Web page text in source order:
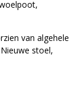
van algehele
stoel,